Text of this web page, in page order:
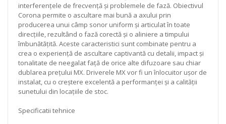
interferențele de frecvență și problemele de fază. Obiectivul
Corona permite o ascultare mai bună a axului prin
producerea unui câmp sonor uniform și articulat în toate
direcțiile, rezultând o fază corectă și o aliniere a timpului
îmbunătățită. Aceste caracteristici sunt combinate pentru a
crea o experiență de ascultare captivantă cu detalii, impact și
tonalitate de neegalat față de orice alte difuzoare sau chiar
dublarea prețului MX. Driverele MX vor fi un înlocuitor ușor de
instalat, cu o creștere excelentă a performanței și a calității
sunetului din locațiile de stoc.
Specificatii tehnice